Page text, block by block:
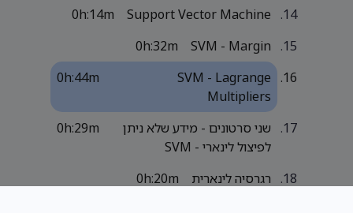
Support Vector Machine
0h:14m
SVM - Margin
0h:32m
SVM - Lagrange
Multipliers
0h:44m
שני סרטונים - מידע שלא ניתן
לפיצול לינארי - SVM
0h:29m
רגרסיה לינארית
0h:20m